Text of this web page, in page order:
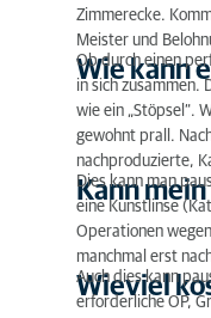
Zimmerecke.
Meister und
Wie kann
Ob durch einen
in sich zusammen.
wie ein „Stöpsel“.
gewohnt prall.
nachproduzierte,
Kann
Dies kann man
eine Kunstlinse
Operationen
manchmal erst
Wieviel
Auch dies kann
erforderliche OP,